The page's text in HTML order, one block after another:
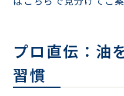
プロ直伝：油
習慣